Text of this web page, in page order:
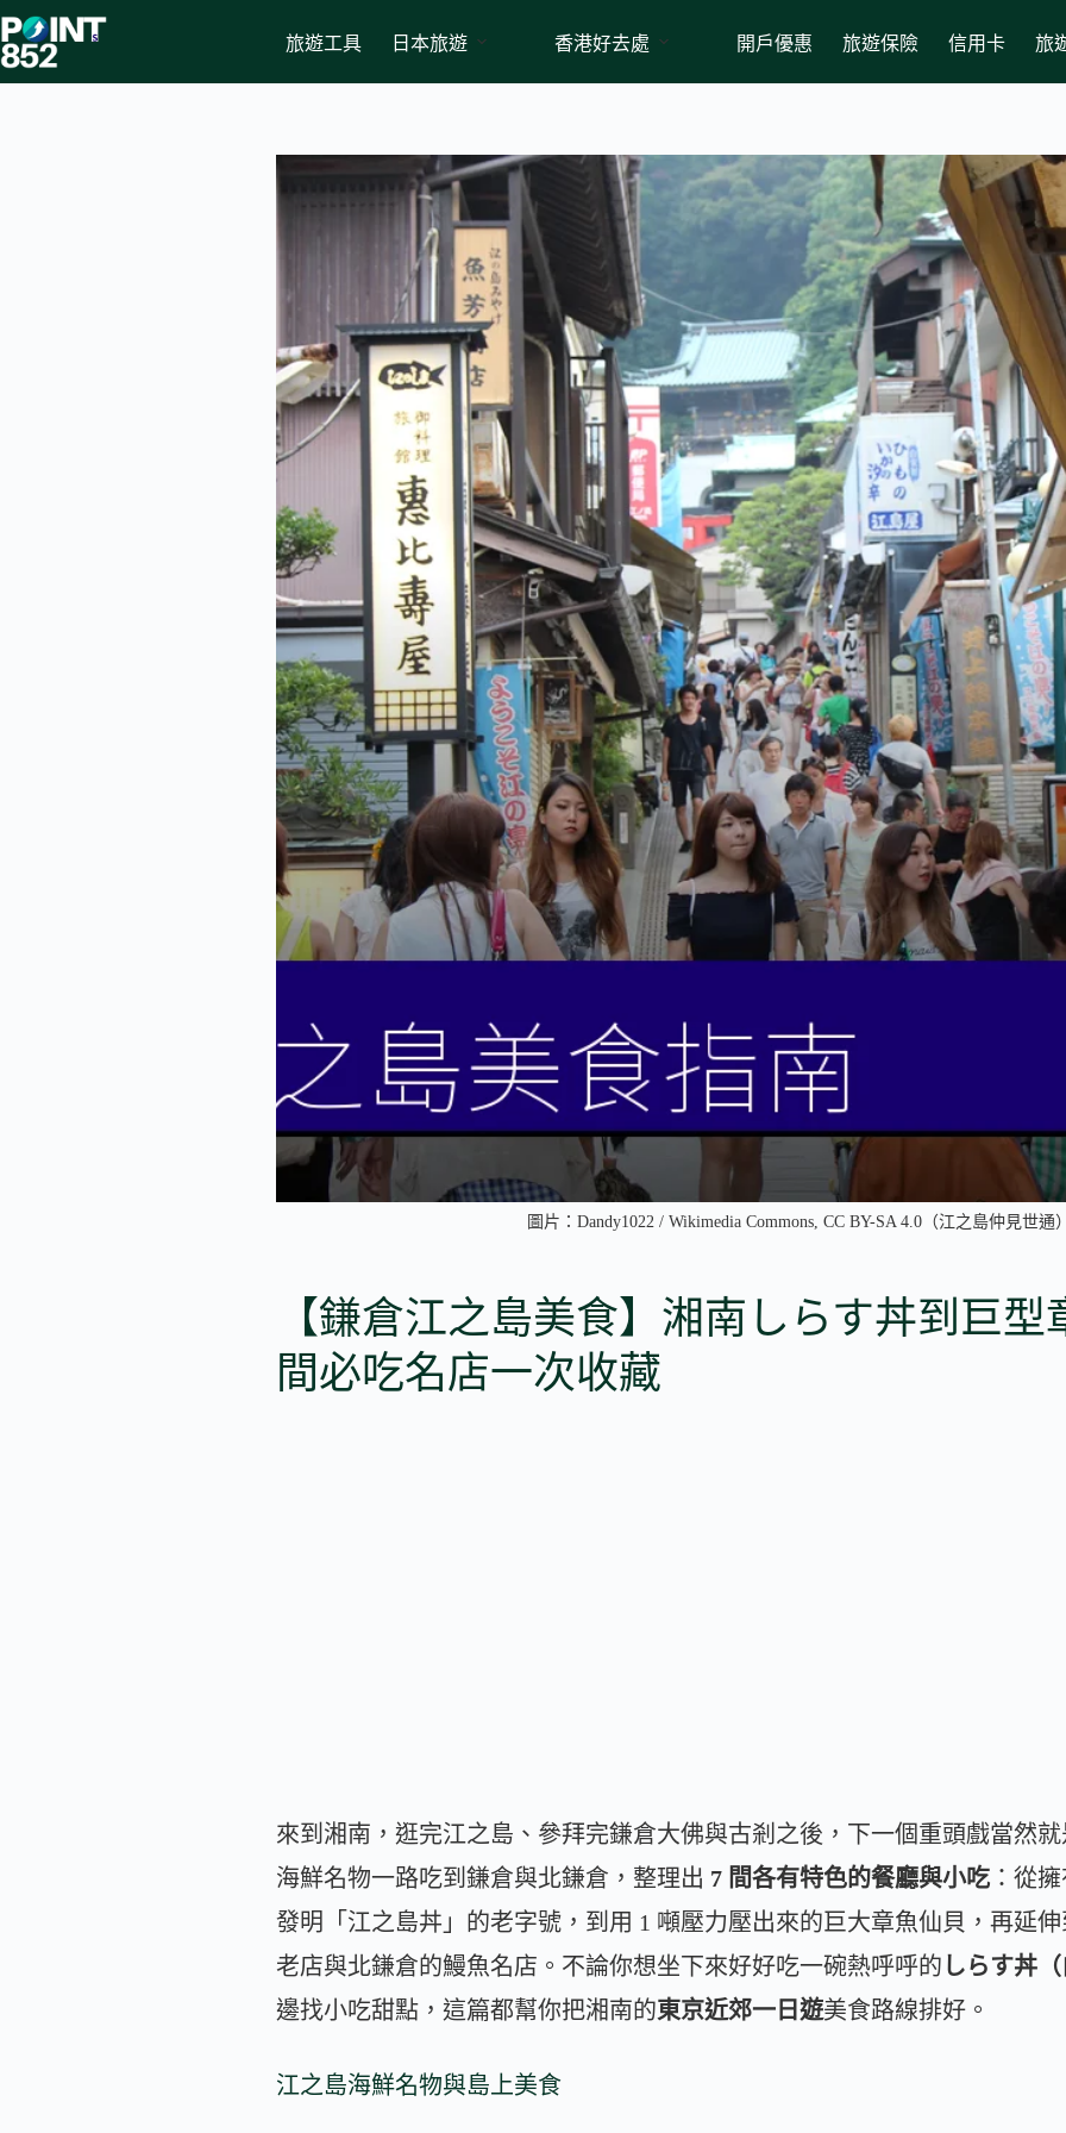
to
content
旅遊工具 日本旅遊 香港好去處 開戶優惠 旅遊保險 信用卡 旅
圖片：Dandy1022 / Wikimedia Commons, CC BY-SA 4.0（江之島仲見世通
【鎌倉江之島美食】湘南しらす丼到巨型
間必吃名店一次收藏
來到湘南，逛完江之島、參拜完鎌倉大佛與古剎之後，下一個重頭戲當然
海鮮名物一路吃到鎌倉與北鎌倉，整理出 7 間各有特色的餐廳與小吃 ：從
發明「江之島丼」的老字號，到用 1 噸壓力壓出來的巨大章魚仙貝，再延
老店與北鎌倉的鰻魚名店。不論你想坐下來好好吃一碗熱呼呼的 しらす丼
邊找小吃甜點，這篇都幫你把湘南的東京近郊一日遊美食路線排好。
江之島海鮮名物與島上美食